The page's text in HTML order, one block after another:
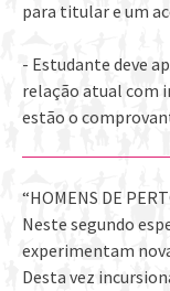
para titular e um
- Estudante deve
relação atual com
estão o
“HOMENS DE
Neste segundo
experimentam
Desta vez